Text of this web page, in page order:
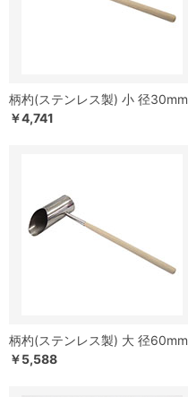
柄杓(ステンレス製) 小 径30mm
￥4,741
柄杓(ステンレス製) 大 径60mm
￥5,588